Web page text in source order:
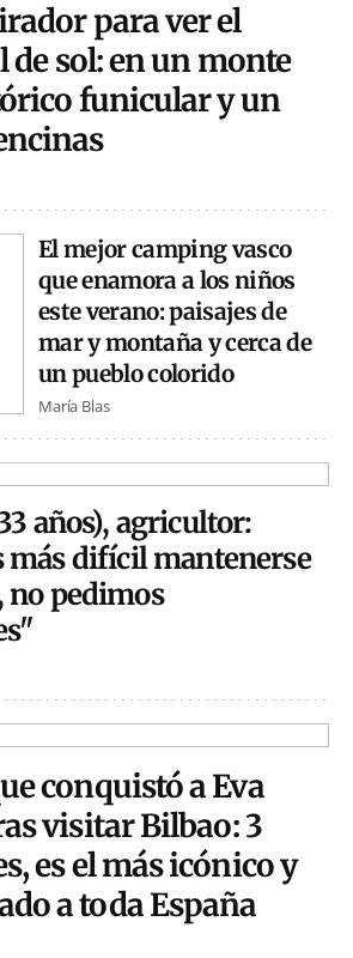
para ver el
de sol: en un monte
funicular y un
El mejor camping vasco
que enamora a los niños
este verano: paisajes de
mar y montaña y cerca de
un pueblo colorido
María Blas
años), agricultor:
más difícil mantenerse
no pedimos
conquistó a Eva
visitar Bilbao: 3
es el más icónico y
a toda España